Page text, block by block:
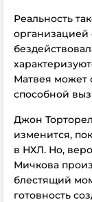
Реальность
организацией
Матвея может
способной
Джон
изменится,
в НХЛ. Но,
Мичкова
блестящий
готовность